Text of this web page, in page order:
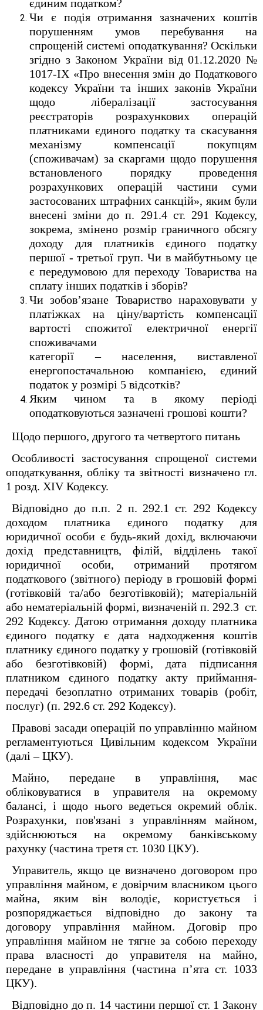
єдиним податком?
Чи є подія отримання зазначених коштів
порушенням умов перебування на
спрощеній системі оподаткування? Оскільки
згідно з Законом України від 01.12.2020 №
1017-IX «Про внесення змін до Податкового
кодексу України та інших законів України
щодо лібералізації застосування
реєстраторів розрахункових операцій
платниками єдиного податку та скасування
механізму компенсації покупцям
(споживачам) за скаргами щодо порушення
встановленого порядку проведення
розрахункових операцій частини суми
застосованих штрафних санкцій», яким були
внесені зміни до п. 291.4 ст. 291 Кодексу,
зокрема, змінено розмір граничного обсягу
доходу для платників єдиного податку
першої - третьої груп. Чи в майбутньому це
є передумовою для переходу Товариства на
сплату інших податків і зборів?
Чи зобов’язане Товариство нараховувати у
платіжках на ціну/вартість компенсації
вартості спожитої електричної енергії
споживачами
категорії – населення, виставленої
енергопостачальною компанією, єдиний
податок у розмірі 5 відсотків?
Яким чином та в якому періоді
оподатковуються зазначені грошові кошти?
Щодо першого, другого та четвертого питань
Особливості застосування спрощеної системи
оподаткування, обліку та звітності визначено гл.
1 розд. XIV Кодексу.
Відповідно до п.п. 2 п. 292.1 ст. 292 Кодексу
доходом платника єдиного податку для
юридичної особи є будь-який дохід, включаючи
дохід представництв, філій, відділень такої
юридичної особи, отриманий протягом
податкового (звітного) періоду в грошовій формі
(готівковій та/або безготівковій); матеріальній
або нематеріальній формі, визначеній п. 292.3 ст.
292 Кодексу. Датою отримання доходу платника
єдиного податку є дата надходження коштів
платнику єдиного податку у грошовій (готівковій
або безготівковій) формі, дата підписання
платником єдиного податку акту приймання-
передачі безоплатно отриманих товарів (робіт,
послуг) (п. 292.6 ст. 292 Кодексу).
Правові засади операцій по управлінню майном
регламентуються Цивільним кодексом України
(далі – ЦКУ).
Майно, передане в управління, має
обліковуватися в управителя на окремому
балансі, і щодо нього ведеться окремий облік.
Розрахунки, пов'язані з управлінням майном,
здійснюються на окремому банківському
рахунку (частина третя ст. 1030 ЦКУ).
Управитель, якщо це визначено договором про
управління майном, є довірчим власником цього
майна, яким він володіє, користується і
розпоряджається відповідно до закону та
договору управління майном. Договір про
управління майном не тягне за собою переходу
права власності до управителя на майно,
передане в управління (частина п’ята ст. 1033
ЦКУ).
Відповідно до п. 14 частини першої ст. 1 Закону